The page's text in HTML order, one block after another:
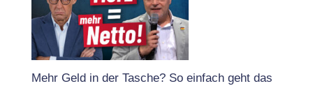
Mehr Geld in der Tasche? So einfach geht das